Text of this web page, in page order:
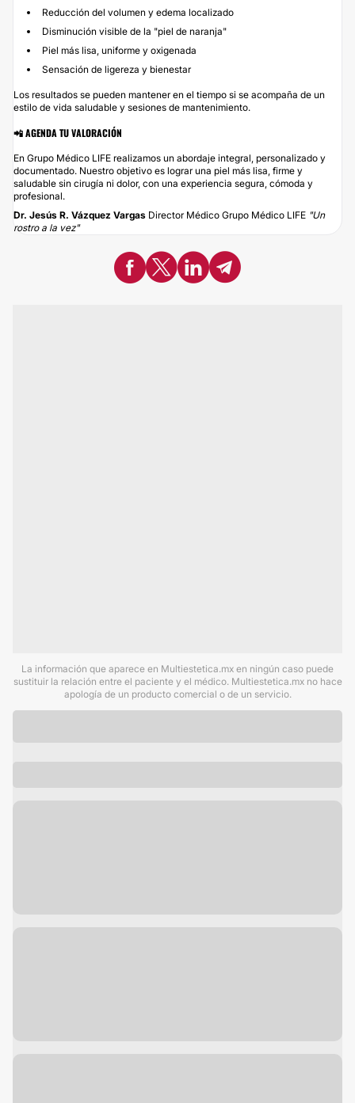
Reducción del volumen y edema localizado
Disminución visible de la "piel de naranja"
Piel más lisa, uniforme y oxigenada
Sensación de ligereza y bienestar
Los resultados se pueden mantener en el tiempo si se acompaña de un
estilo de vida saludable y sesiones de mantenimiento.
📲 AGENDA TU VALORACIÓN
En Grupo Médico LIFE realizamos un abordaje integral, personalizado y
documentado. Nuestro objetivo es lograr una piel más lisa, firme y
saludable sin cirugía ni dolor, con una experiencia segura, cómoda y
profesional.
Dr. Jesús R. Vázquez Vargas Director Médico Grupo Médico LIFE "Un
rostro a la vez"
La información que aparece en Multiestetica.mx en ningún caso puede
sustituir la relación entre el paciente y el médico. Multiestetica.mx no hace
apología de un producto comercial o de un servicio.